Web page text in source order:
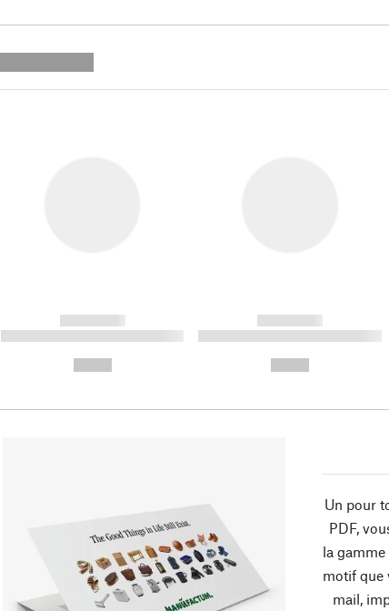
------------
----------- ----------- ----------
------------
----------- ----------- ----------
Un pour
PDF,
la
motif que
mail,